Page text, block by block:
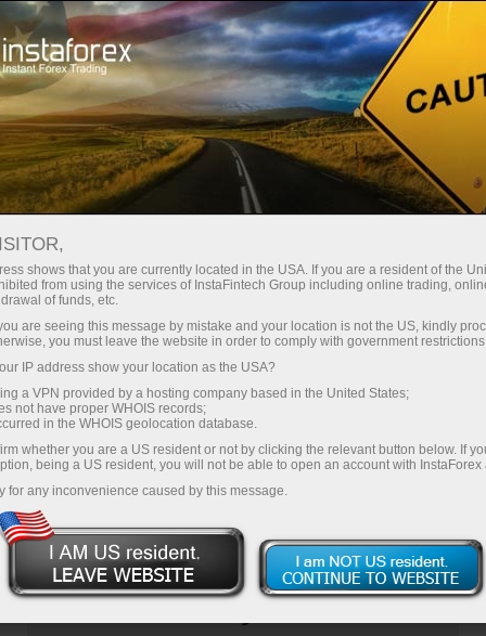
للمستثمرين نظام الفوركس كوبي أفضل 5 متداولين
فتح حساب تداول
فتح حساب تجريبي
الفوركس كوبي
أفضل 5 متداولين
shows that you are currently located in the USA. If you are a resident of the
from using the services of InstaFintech Group including online trading,
of funds, etc.
are seeing this message by mistake and your location is not the US, kindly
you must leave the website in order to comply with government
IP address show your location as the USA?
a VPN provided by a hosting company based in the United States;
not have proper WHOIS records;
in the WHOIS geolocation database.
whether you are a US resident or not by clicking the relevant button below. If
being a US resident, you will not be able to open an account with InstaForex
for any inconvenience caused by this message.